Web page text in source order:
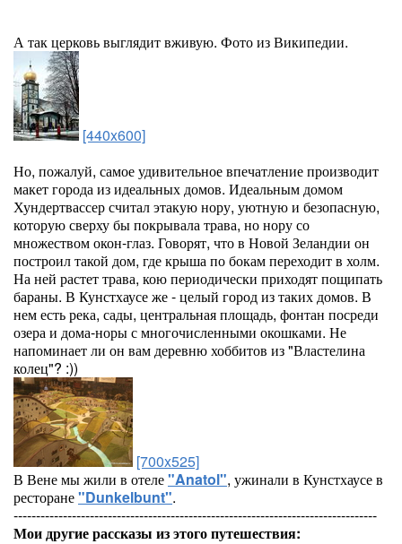
А так церковь выглядит вживую. Фото из Википедии.
[440x600]
Но, пожалуй, самое удивительное впечатление производит
макет города из идеальных домов. Идеальным домом
Хундертвассер считал этакую нору, уютную и безопасную,
которую сверху бы покрывала трава, но нору со
множеством окон-глаз. Говорят, что в Новой Зеландии он
построил такой дом, где крыша по бокам переходит в холм.
На ней растет трава, кою периодически приходят пощипать
бараны. В Кунстхаусе же - целый город из таких домов. В
нем есть река, сады, центральная площадь, фонтан посреди
озера и дома-норы с многочисленными окошками. Не
напоминает ли он вам деревню хоббитов из "Властелина
колец"? :))
[700x525]
В Вене мы жили в отеле"Anatol", ужинали в Кунстхаусе в
ресторане"Dunkelbunt".
---------------------------------------------------------------------------------
Мои другие рассказы из этого путешествия: